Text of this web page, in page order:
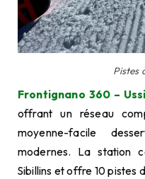
Pistes
Frontignano 360 –
offrant un réseau
moyenne-facile
modernes. La station
Sibillins et offre 10